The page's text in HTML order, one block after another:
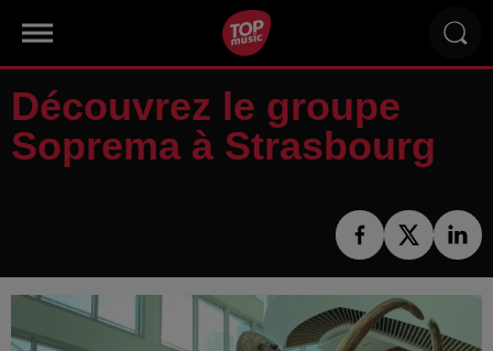
Découvrez le groupe
Soprema à Strasbourg